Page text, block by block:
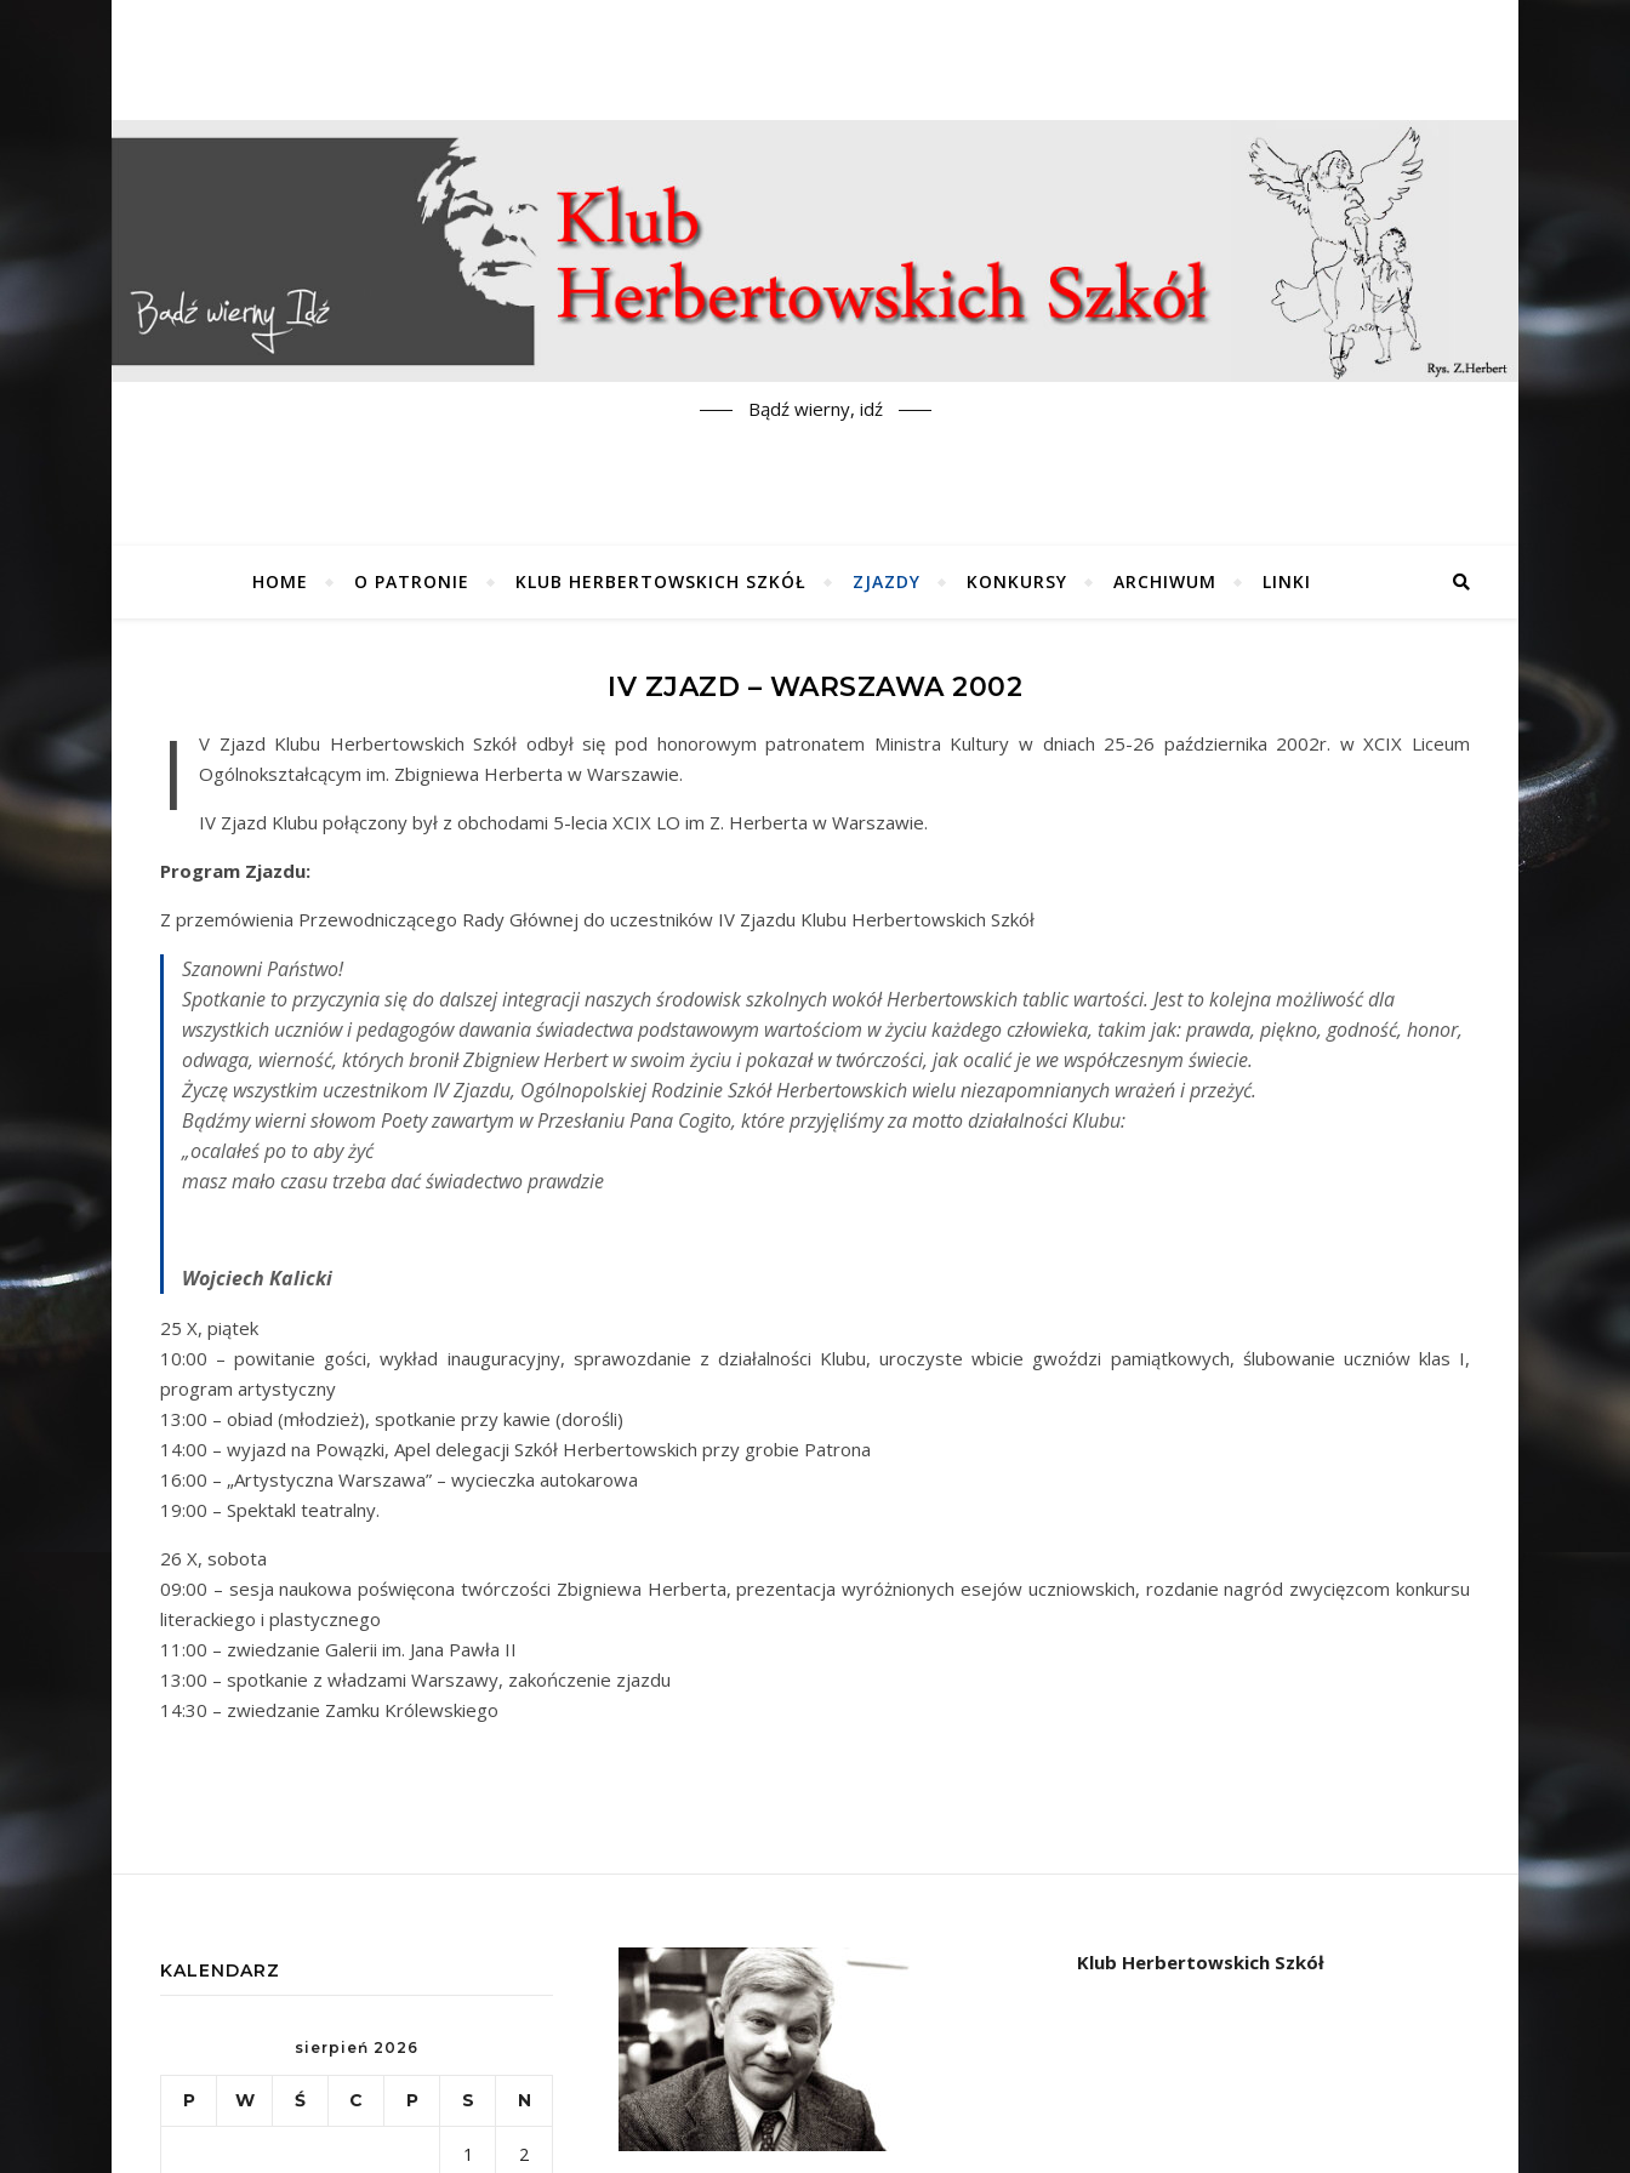
Bądź wierny, idź
HOME O PATRONIE KLUB HERBERTOWSKICH SZKÓŁ ZJAZDY KONKURSY ARCHIWUM LINKI
IV ZJAZD – WARSZAWA 2002
I
V Zjazd Klubu Herbertowskich Szkół odbył się pod honorowym patronatem Ministra Kultury w dniach 25-26 października 2002r. w XCIX Liceum
Ogólnokształcącym im. Zbigniewa Herberta w Warszawie.
IV Zjazd Klubu połączony był z obchodami 5-lecia XCIX LO im Z. Herberta w Warszawie.
Program Zjazdu:
Z przemówienia Przewodniczącego Rady Głównej do uczestników IV Zjazdu Klubu Herbertowskich Szkół
Szanowni Państwo!
Spotkanie to przyczynia się do dalszej integracji naszych środowisk szkolnych wokół Herbertowskich tablic wartości. Jest to kolejna możliwość dla
wszystkich uczniów i pedagogów dawania świadectwa podstawowym wartościom w życiu każdego człowieka, takim jak: prawda, piękno, godność, honor,
odwaga, wierność, których bronił Zbigniew Herbert w swoim życiu i pokazał w twórczości, jak ocalić je we współczesnym świecie.
Życzę wszystkim uczestnikom IV Zjazdu, Ogólnopolskiej Rodzinie Szkół Herbertowskich wielu niezapomnianych wrażeń i przeżyć.
Bądźmy wierni słowom Poety zawartym w Przesłaniu Pana Cogito, które przyjęliśmy za motto działalności Klubu:
„ocalałeś po to aby żyć
masz mało czasu trzeba dać świadectwo prawdzie
Wojciech Kalicki
25 X, piątek
10:00 – powitanie gości, wykład inauguracyjny, sprawozdanie z działalności Klubu, uroczyste wbicie gwoździ pamiątkowych, ślubowanie uczniów klas I,
program artystyczny
13:00 – obiad (młodzież), spotkanie przy kawie (dorośli)
14:00 – wyjazd na Powązki, Apel delegacji Szkół Herbertowskich przy grobie Patrona
16:00 – „Artystyczna Warszawa” – wycieczka autokarowa
19:00 – Spektakl teatralny.
26 X, sobota
09:00 – sesja naukowa poświęcona twórczości Zbigniewa Herberta, prezentacja wyróżnionych esejów uczniowskich, rozdanie nagród zwycięzcom konkursu
literackiego i plastycznego
11:00 – zwiedzanie Galerii im. Jana Pawła II
13:00 – spotkanie z władzami Warszawy, zakończenie zjazdu
14:30 – zwiedzanie Zamku Królewskiego
KALENDARZ
sierpień 2026
P W Ś C P S N
1 2
Klub Herbertowskich Szkół